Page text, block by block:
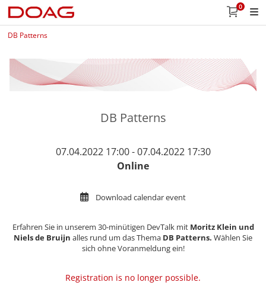
0
DB Patterns
DB Patterns
07.04.2022 17:00 - 07.04.2022 17:30
Online
Download calendar event
Erfahren Sie in unserem 30-minütigen DevTalk mit Moritz Klein und
Niels de Bruijn alles rund um das Thema DB Patterns​​​​​​​. Wählen Sie
sich ohne Voranmeldung ein!
Registration is no longer possible.